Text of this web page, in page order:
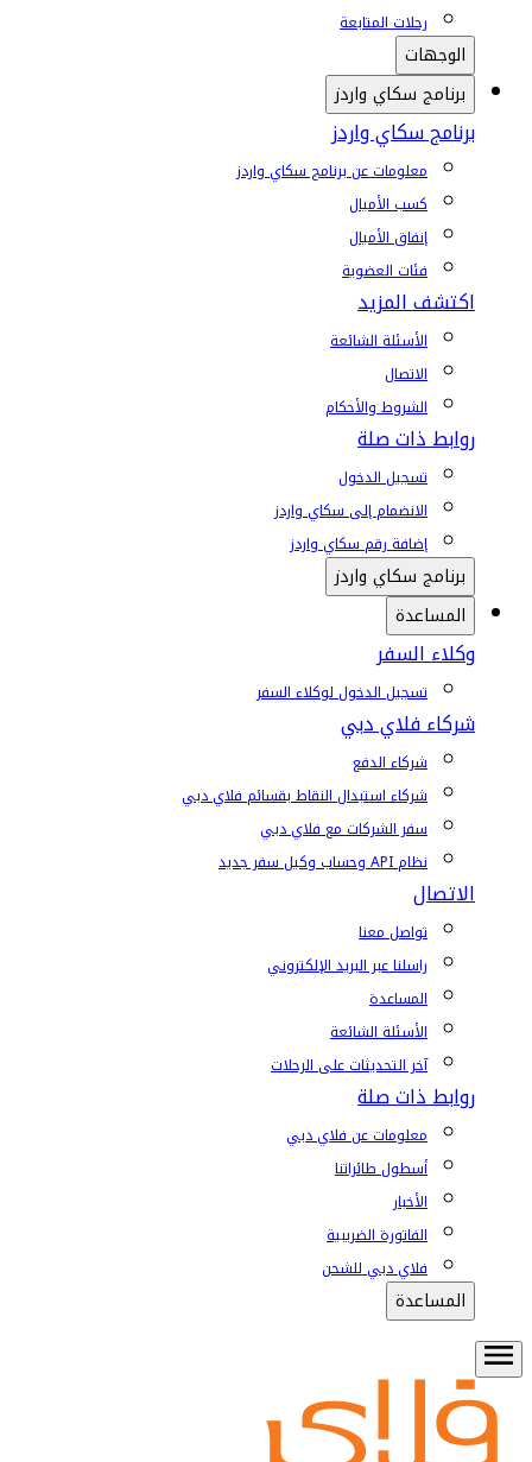
رحلات المتابعة
الوجهات
برنامج سكاي واردز
برنامج سكاي واردز
معلومات عن برنامج سكاي واردز
كسب الأميال
إنفاق الأميال
فئات العضوية
اكتشف المزيد
الأسئلة الشائعة
الاتصال
الشروط والأحكام
روابط ذات صلة
تسجيل الدخول
الانضمام إلى سكاي واردز
إضافة رقم سكاي واردز
برنامج سكاي واردز
المساعدة
وكلاء السفر
تسجيل الدخول لوكلاء السفر
شركاء فلاي دبي
شركاء الدفع
شركاء استبدال النقاط بقسائم فلاي دبي
سفر الشركات مع فلاي دبي
نظام API وحساب وكيل سفر جديد
الاتصال
تواصل معنا
راسلنا عبر البريد الإلكتروني
المساعدة
الأسئلة الشائعة
آخر التحديثات على الرحلات
روابط ذات صلة
معلومات عن فلاي دبي
أسطول طائراتنا
الأخبار
الفاتورة الضريبية
فلاي دبي للشحن
المساعدة